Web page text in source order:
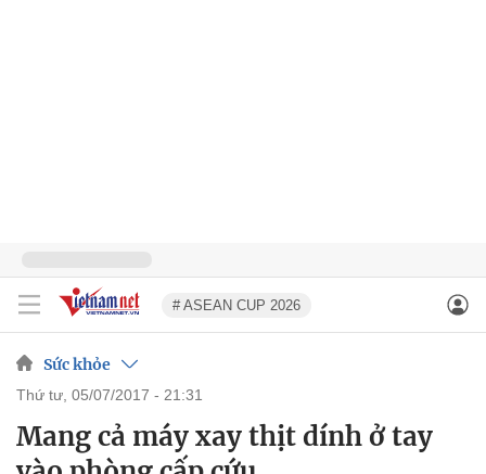
# ASEAN CUP 2026
Sức khỏe
thứ tư, 05/07/2017 - 21:31
Mang cả máy xay thịt dính ở tay